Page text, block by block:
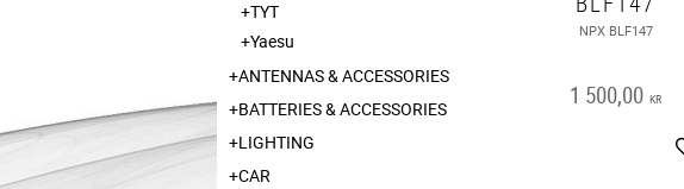
NPX BLF147
1 500,00 KR
TYT
Yaesu
ANTENNAS & ACCESSORIES
BATTERIES & ACCESSORIES
LIGHTING
CAR